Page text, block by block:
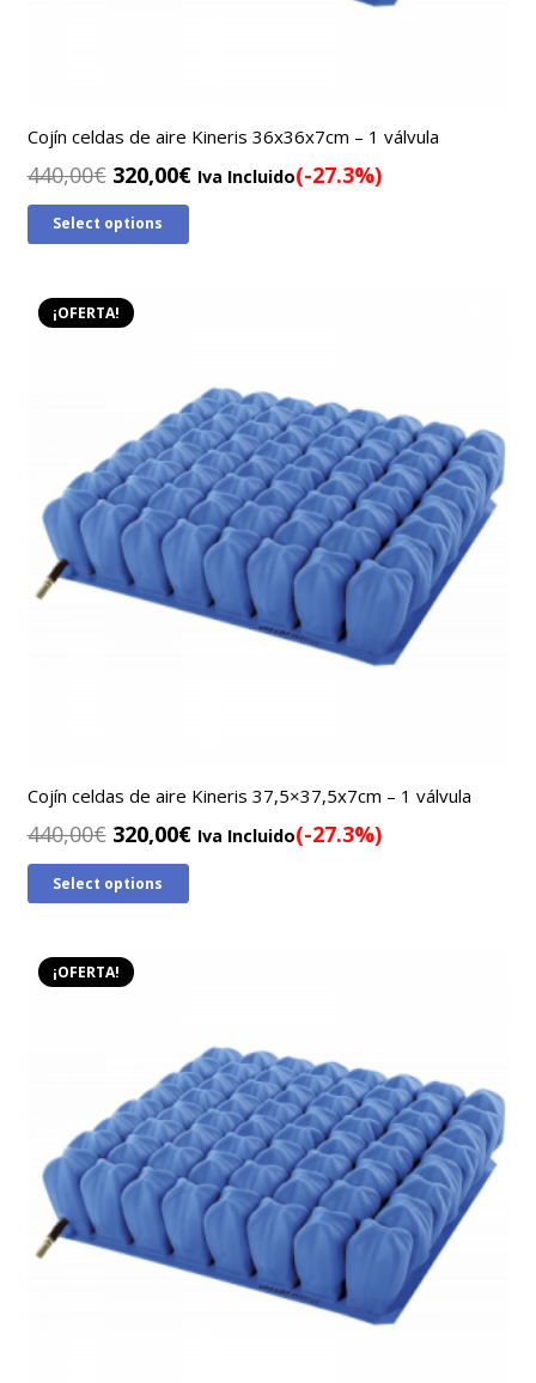
Cojín celdas de aire Kineris 36x36x7cm – 1 válvula
440,00€ El
precio
original
440,00€.
320,00€ElIva Incluido(-27.3%)
Select options
¡OFERTA!
Cojín celdas de aire Kineris 37,5×37,5x7cm – 1 válvula
440,00€ El
precio
original
440,00€.
320,00€ElIva Incluido(-27.3%)
Select options
¡OFERTA!